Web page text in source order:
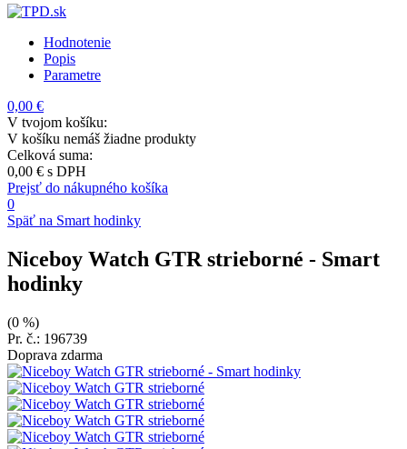
Hodnotenie
Popis
Parametre
0,00 €
V tvojom košíku:
V košíku nemáš žiadne produkty
Celková suma:
0,00 € s DPH
Prejsť do nákupného košíka
0
Späť na Smart hodinky
Niceboy Watch GTR strieborné - Smart
hodinky
(0 %)
Pr. č.: 196739
Doprava zdarma